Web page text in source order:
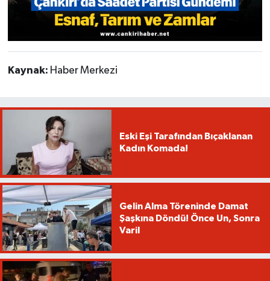
Kaynak: Haber Merkezi
Eski Eşi Tarafından Bıçaklanan
Kadın Komada!
Gelin Alma Töreninde Damat
Şaşkına Döndü! Önce Un, Sonra
Varil